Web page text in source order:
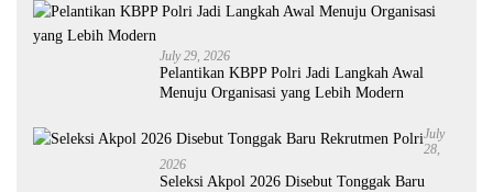
July 29, 2026
Pelantikan KBPP Polri Jadi Langkah Awal
Menuju Organisasi yang Lebih Modern
July
28,
2026
Seleksi Akpol 2026 Disebut Tonggak Baru